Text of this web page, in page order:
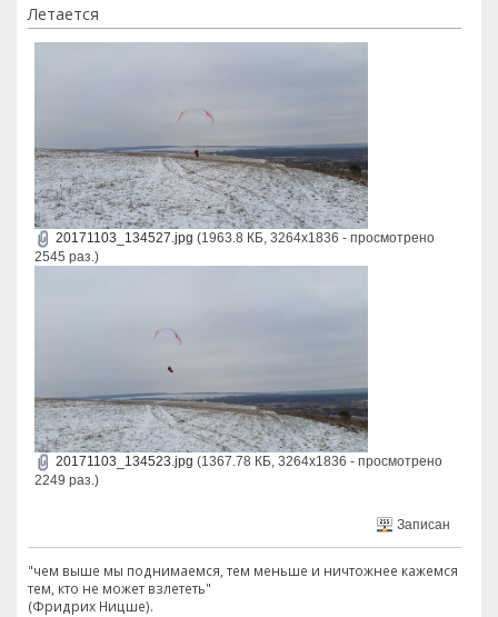
Летается
20171103_134527.jpg (1963.8 КБ, 3264x1836 - просмотрено
2545 раз.)
20171103_134523.jpg (1367.78 КБ, 3264x1836 - просмотрено
2249 раз.)
Записан
"чем выше мы поднимаемся, тем меньше и ничтожнее кажемся
тем, кто не может взлететь"
(Фридрих Ницше).